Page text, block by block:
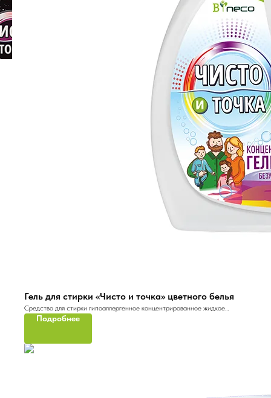
Гель для стирки «Чисто и точка» цветного белья
Средство для стирки гипоаллергенное концентрированное жидкое
«Чисто и точка»
Подробнее